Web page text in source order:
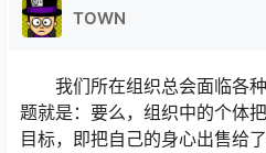
TOWN
我们所在组织总会面临各
题就是：要么，组织中的个体
目标，即把自己的身心出售给